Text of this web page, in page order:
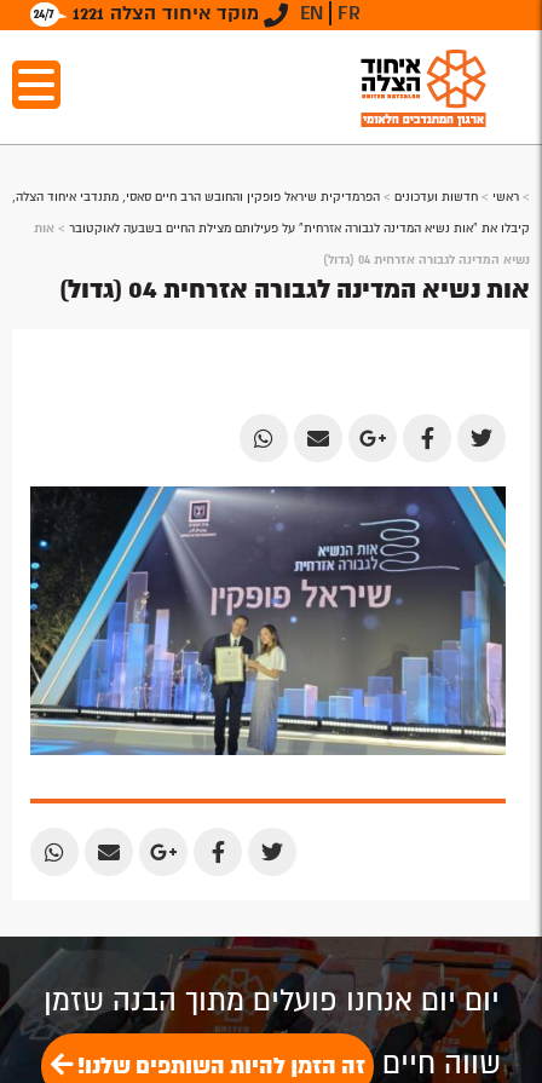
מוקד איחוד הצלה 1221 EN FR
> ראשי > חדשות ועדכונים > הפרמדיקית שיראל פופקין והחובש הרב חיים סאסי, מתנדבי איחוד הצלה,
קיבלו את “אות נשיא המדינה לגבורה אזרחית” על פעילותם מצילת החיים בשבעה לאוקטובר > אות
נשיא המדינה לגבורה אזרחית 04 (גדול)
אות נשיא המדינה לגבורה אזרחית 04 (גדול)
Share
on
Twitter
Share
on
Facebook
Share
on
Google
Plus
Share
by
Email
Share
by
Email
Share
Share
Share
Share
Share
יום יום אנחנו פועלים מתוך הבנה שזמן
שווה חיים זה הזמן להיות השותפים שלנו!